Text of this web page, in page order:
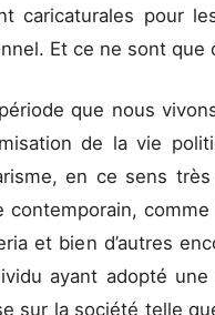
caricaturales pour
Et ce ne sont que
que nous
de la vie
en ce sens
contemporain,
et bien d’autres
ayant adopté
sur la société telle